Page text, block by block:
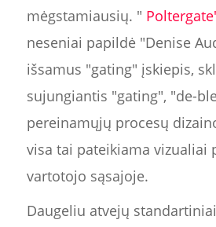
mėgstamiausių. "
neseniai papildė "Denise
išsamus "gating" įskiepis,
sujungiantis "gating", "de-
pereinamųjų procesų
visa tai pateikiama vizualiai
vartotojo sąsajoje.
Daugeliu atvejų